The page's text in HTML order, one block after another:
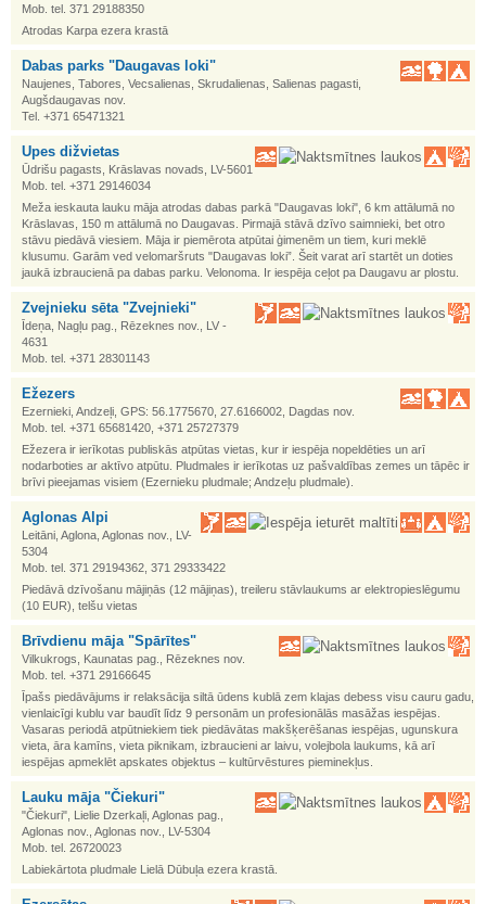
Mob. tel. 371 29188350
Atrodas Karpa ezera krastā
Dabas parks "Daugavas loki"
Naujenes, Tabores, Vecsalienas, Skrudalienas, Salienas pagasti,
Augšdaugavas nov.
Tel. +371 65471321
Upes dižvietas
Ūdrišu pagasts, Krāslavas novads, LV-5601
Mob. tel. +371 29146034
Meža ieskauta lauku māja atrodas dabas parkā "Daugavas loki", 6 km attālumā no
Krāslavas, 150 m attālumā no Daugavas. Pirmajā stāvā dzīvo saimnieki, bet otro
stāvu piedāvā viesiem. Māja ir piemērota atpūtai ģimenēm un tiem, kuri meklē
klusumu. Garām ved velomaršruts "Daugavas loki”. Šeit varat arī startēt un doties
jaukā izbraucienā pa dabas parku. Velonoma. Ir iespēja ceļot pa Daugavu ar plostu.
Zvejnieku sēta "Zvejnieki"
Īdeņa, Nagļu pag., Rēzeknes nov., LV -
4631
Mob. tel. +371 28301143
Ežezers
Ezernieki, Andzeļi, GPS: 56.1775670, 27.6166002, Dagdas nov.
Mob. tel. +371 65681420, +371 25727379
Ežezera ir ierīkotas publiskās atpūtas vietas, kur ir iespēja nopeldēties un arī
nodarboties ar aktīvo atpūtu. Pludmales ir ierīkotas uz pašvaldības zemes un tāpēc ir
brīvi pieejamas visiem (Ezernieku pludmale; Andzeļu pludmale).
Aglonas Alpi
Leitāni, Aglona, Aglonas nov., LV-
5304
Mob. tel. 371 29194362, 371 29333422
Piedāvā dzīvošanu mājiņās (12 mājiņas), treileru stāvlaukums ar elektropieslēgumu
(10 EUR), telšu vietas
Brīvdienu māja "Spārītes"
Vilkukrogs, Kaunatas pag., Rēzeknes nov.
Mob. tel. +371 29166645
Īpašs piedāvājums ir relaksācija siltā ūdens kublā zem klajas debess visu cauru gadu,
vienlaicīgi kublu var baudīt līdz 9 personām un profesionālās masāžas iespējas.
Vasaras periodā atpūtniekiem tiek piedāvātas makšķerēšanas iespējas, ugunskura
vieta, āra kamīns, vieta piknikam, izbraucieni ar laivu, volejbola laukums, kā arī
iespējas apmeklēt apskates objektus – kultūrvēstures pieminekļus.
Lauku māja "Čiekuri"
"Čiekuri", Lielie Dzerkaļi, Aglonas pag.,
Aglonas nov., Aglonas nov., LV-5304
Mob. tel. 26720023
Labiekārtota pludmale Lielā Dūbuļa ezera krastā.